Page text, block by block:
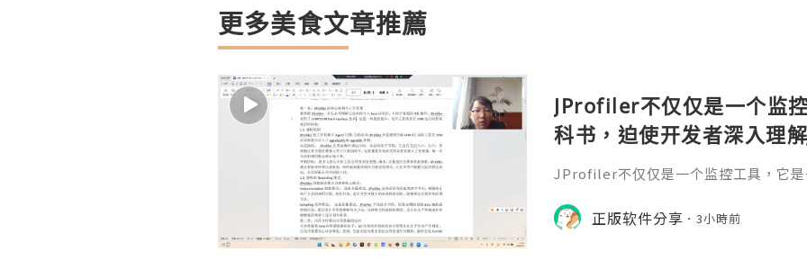
更多美食文章推薦
JProfiler不仅仅是一个监
科书，迫使开发者深入理
垃圾回收机制和并发原理
号。对于一名追求卓越的
JProfiler不仅仅是一个监控工具，它
化数据，它将抽象的性能问题具象化为
的Java工程师而言，掌握JProfiler是
正版软件分享 3小時前